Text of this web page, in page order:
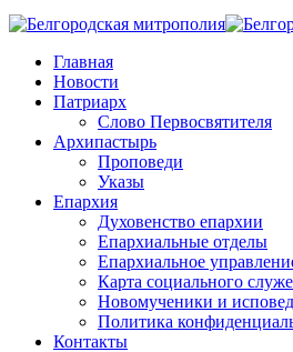
Главная
Новости
Патриарх
Слово Первосвятителя
Архипастырь
Проповеди
Указы
Епархия
Духовенство епархии
Епархиальные отделы
Епархиальное
Карта социального
Новомученики и
Политика
Контакты